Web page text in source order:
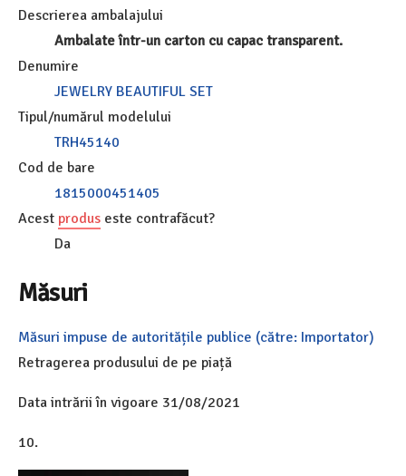
Descrierea ambalajului
Ambalate într-un carton cu capac transparent.
Denumire
JEWELRY BEAUTIFUL SET
Tipul/numărul modelului
TRH45140
Cod de bare
1815000451405
Acest produs este contrafăcut?
Da
Măsuri
Măsuri impuse de autoritățile publice (către: Importator)
Retragerea produsului de pe piață
Data intrării în vigoare 31/08/2021
10.